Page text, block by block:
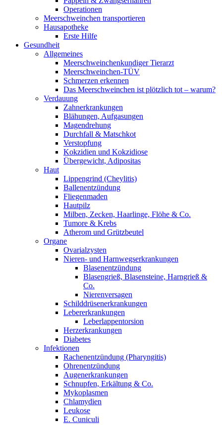
Operationen
Meerschweinchen transportieren
Hausapotheke
Erste Hilfe
Gesundheit
Allgemeines
Meerschweinchenkundiger Tierarzt
Meerschweinchen-TÜV
Schmerzen erkennen
Das Meerschweinchen ist plötzlich tot – warum?
Verdauung
Zahnerkrankungen
Blähungen, Aufgasungen
Magendrehung
Durchfall & Matschkot
Verstopfung
Kokzidien und Kokzidiose
Übergewicht, Adipositas
Haut
Lippengrind (Cheylitis)
Ballenentzündung
Fliegenmaden
Hautpilz
Milben, Zecken, Haarlinge, Flöhe & Co.
Tumore & Krebs
Atherom und Grützbeutel
Organe
Ovarialzysten
Nieren- und Harnwegserkrankungen
Blasenentzündung
Blasengrieß, Blasensteine, Harngrieß &
Co.
Nierenversagen
Schilddrüsenerkrankungen
Lebererkrankungen
Leberlappentorsion
Herzerkrankungen
Diabetes
Infektionen
Rachenentzündung (Pharyngitis)
Ohrenentzündung
Augenerkrankungen
Schnupfen, Erkältung & Co.
Mykoplasmen
Chlamydien
Leukose
E. Cuniculi